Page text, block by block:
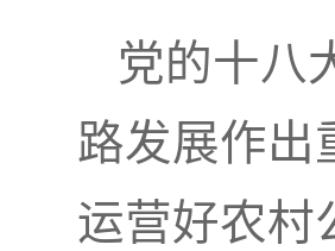
党的十八
路发展作出
运营好农村